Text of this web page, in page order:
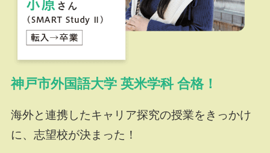
神戸市外国語大学 英米学科 合格！
海外と連携したキャリア探究の授業をきっかけ
に、志望校が決まった！